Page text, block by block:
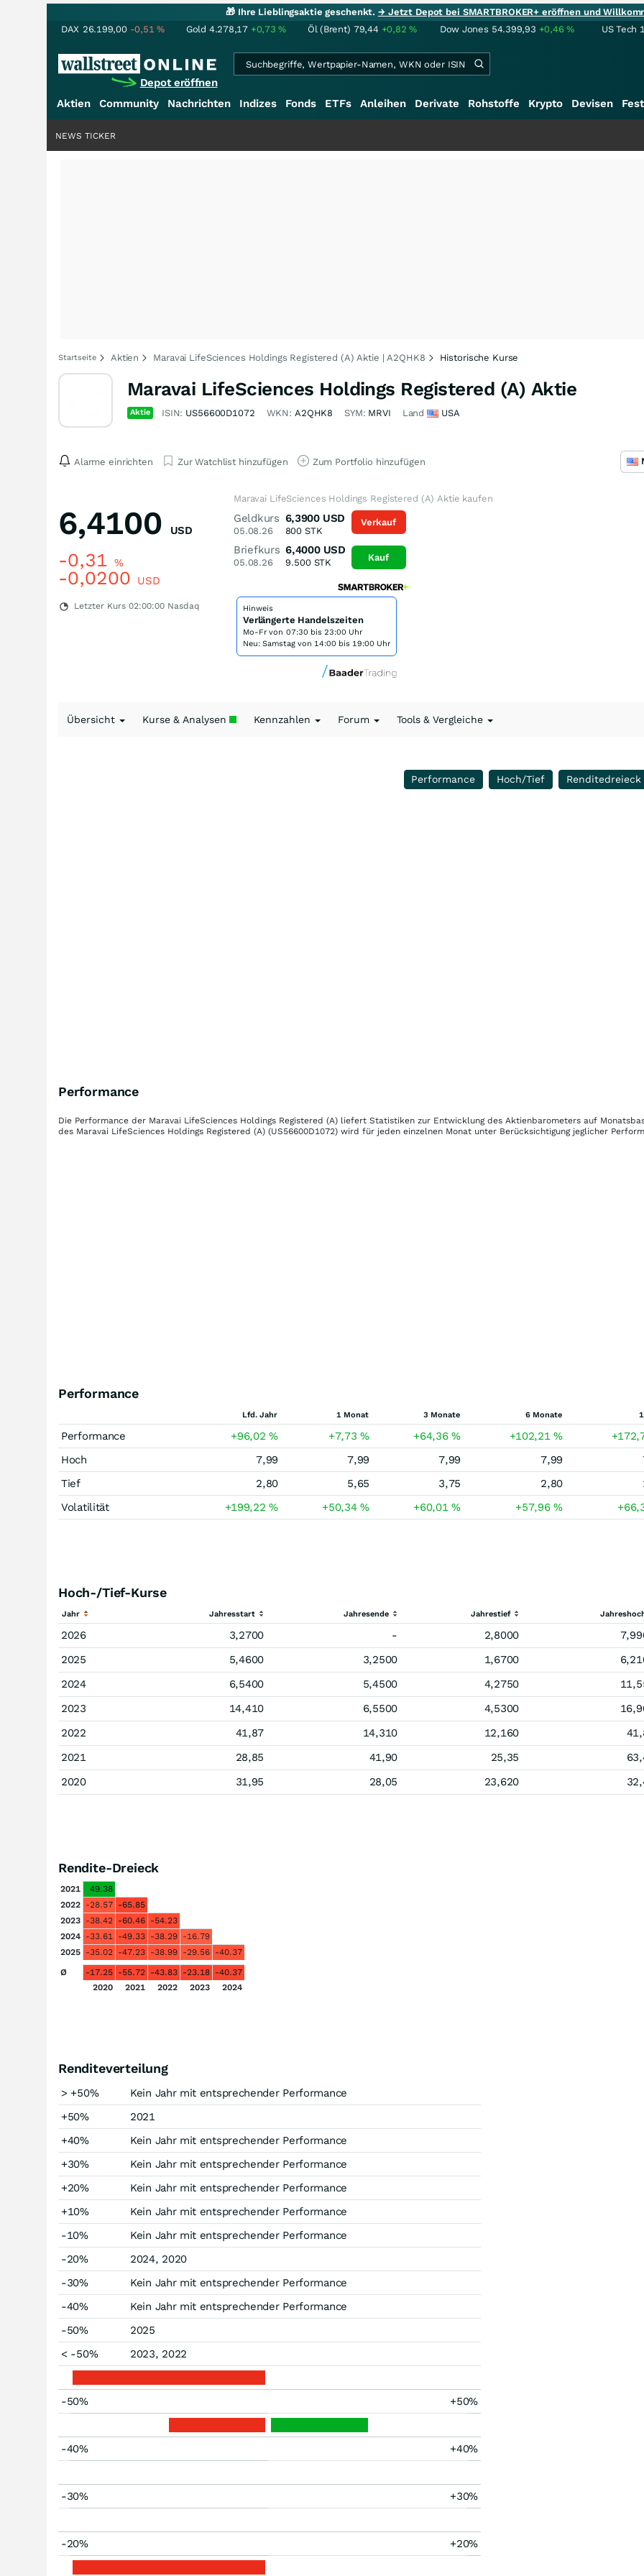
🎁 Ihre Lieblingsaktie geschenkt.→ Jetzt Depot bei SMARTBROKER+ eröffnen und
DAX 26.199,00 -0,51% Gold 4.278,17 +0,73% Öl (Brent) 79,44 +0,82% Dow Jones 54.399,93 +0,46% US Tech
Depot eröffnen
Aktien Community Nachrichten Indizes Fonds ETFs Anleihen Derivate Rohstoffe Krypto Devisen
NEWS TICKER
Startseite Aktien Maravai LifeSciences Holdings Registered (A) Aktie | A2QHK8 Historische Kurse
Maravai LifeSciences Holdings Registered (A) Aktie
Aktie ISIN: US56600D1072 WKN: A2QHK8 SYM: MRVI Land USA
Alarme einrichten Zur Watchlist hinzufügen Zum Portfolio hinzufügen
6,4100 USD
-0,31 %
-0,0200 USD
Letzter Kurs 02:00:00 Nasdaq
Maravai LifeSciences Holdings Registered (A) Aktie kaufen
Geldkurs
05.08.26
6,3900 USD
800 STK
Briefkurs
05.08.26
6,4000 USD
9.500STK
Verkauf
Kauf
Hinweis
Verlängerte Handelszeiten
Mo-Fr von 07:30 bis 23:00 Uhr
Neu: Samstag von 14:00 bis 19:00 Uhr
Übersicht Kurse & Analysen Kennzahlen Forum Tools & Vergleiche
Performance Hoch/Tief Renditedreieck
Performance
Die Performance der Maravai LifeSciences Holdings Registered (A) liefert Statistiken zur Entwicklung des Aktienbarometers auf
des Maravai LifeSciences Holdings Registered (A) (US56600D1072) wird für jeden einzelnen Monat unter Berücksichtigung jeglicher
Performance
Lfd. Jahr 1 Monat 3 Monate 6 Monate
Performance +96,02% +7,73% +64,36% +102,21%
Hoch
7,99 7,99 7,99 7,99
Tief
2,80 5,65 3,75 2,80
Volatilität
+199,22% +50,34% +60,01% +57,96%
Hoch-/Tief-Kurse
Jahr Jahresstart Jahresende Jahrestief
2026 3,2700 - 2,8000
2025
5,4600 3,2500 1,6700
2024
6,5400 5,4500 4,2750
2023
14,410 6,5500 4,5300
2022
41,87 14,310 12,160
2021
28,85 41,90 25,35
2020
31,95 28,05 23,620
Rendite-Dreieck
2021
49.38
2022 -28.57 -65.85
2023 -38.42 -60.46 -54.23
2024 -33.61 -49.33 -38.29 -16.79
2025 -35.02 -47.23 -38.99 -29.56 -40.37
Ø
-17.25 -55.72 -43.83 -23.18 -40.37
2020
2021 2022 2023 2024
Renditeverteilung
> +50%
Kein Jahr mit entsprechender Performance
+50%
2021
+40%
Kein Jahr mit entsprechender Performance
+30%
Kein Jahr mit entsprechender Performance
+20%
Kein Jahr mit entsprechender Performance
+10%
Kein Jahr mit entsprechender Performance
-10%
Kein Jahr mit entsprechender Performance
-20%
2024, 2020
-30%
Kein Jahr mit entsprechender Performance
-40%
Kein Jahr mit entsprechender Performance
-50%
2025
< -50%
2023, 2022
-50% +50%
-40% +40%
-30% +30%
-20% +20%